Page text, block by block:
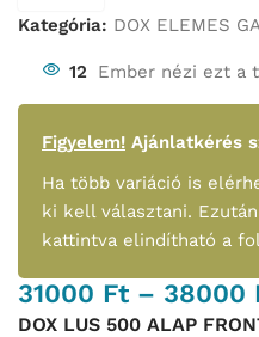
Kategória: DOX ELEMES
12 Ember nézi ezt a
Figyelem! Ajánlatkérés
Ha több variáció is
ki kell választani.
kattintva elindítható a
31000 Ft – 38000
DOX LUS 500 ALAP